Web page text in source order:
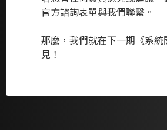
官方諮詢表單與我們聯繫。
那麼，我們就在下一期《系
見！